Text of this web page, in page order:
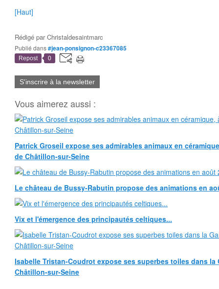
[Haut]
Rédigé parChristaldesaintmarc
Publié dans#jean-ponsignon-c23367085
Repost 0
S'inscrire à la newsletter
Vous aimerez aussi :
Patrick Groseil expose ses admirables animaux en
de Châtillon-sur-Seine
Le château de Bussy-Rabutin propose des animations en
Vix et l'émergence des principautés celtiques...
Isabelle Tristan-Coudrot expose ses superbes toiles dans la
Châtillon-sur-Seine